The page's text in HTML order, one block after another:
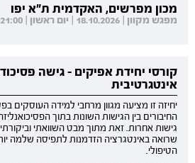
מכון מפרשים, האקדמית ת"א יפו
מפגש מקוון | 18.10.2026 | יום ראשון | 19:30-21:00
קורסי יחידת אפיקים - גישה
אינטגרטיבית
יחיזה זו מציעה מגוון מרחבי למידה העוסקים
החיבורים בין הגישות השונות בתוך
גישות אחרות. זאת מתוך מבט השוואתי
שרואה באינטגרציה הזדמנות לתפיסה שלמה
הטיפולי.